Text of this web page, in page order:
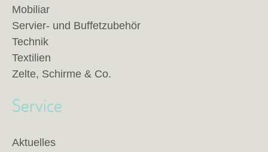
Mobiliar
Servier- und Buffetzubehör
Technik
Textilien
Zelte, Schirme & Co.
Service
Aktuelles